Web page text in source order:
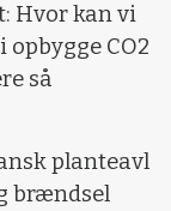
Hvor kan vi
CO2
så
planteavl
brændsel